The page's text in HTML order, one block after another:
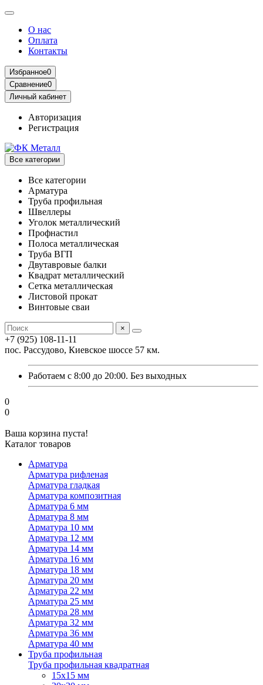
О нас
Оплата
Контакты
Избранное0
Сравнение0
Личный кабинет
Авторизация
Регистрация
Все категории
Все категории
Арматура
Труба профильная
Швеллеры
Уголок металлический
Профнастил
Полоса металлическая
Труба ВГП
Двутавровые балки
Квадрат металлический
Сетка металлическая
Листовой прокат
Винтовые сваи
×
+7 (925) 108-11-11
пос. Рассудово, Киевское шоссе 57 км.
Работаем с 8:00 до 20:00. Без выходных
0
0
Ваша корзина пуста!
Каталог товаров
Арматура
Арматура рифленая
Арматура гладкая
Арматура композитная
Арматура 6 мм
Арматура 8 мм
Арматура 10 мм
Арматура 12 мм
Арматура 14 мм
Арматура 16 мм
Арматура 18 мм
Арматура 20 мм
Арматура 22 мм
Арматура 25 мм
Арматура 28 мм
Арматура 32 мм
Арматура 36 мм
Арматура 40 мм
Труба профильная
Труба профильная квадратная
15х15 мм